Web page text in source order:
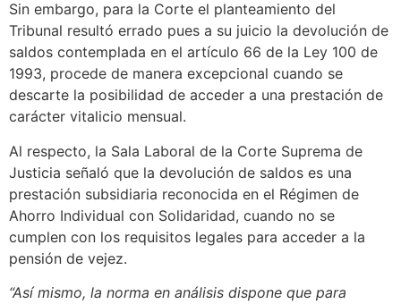
Sin embargo, para la Corte el planteamiento del
Tribunal resultó errado pues a su juicio la devolución de
saldos contemplada en el artículo 66 de la Ley 100 de
1993, procede de manera excepcional cuando se
descarte la posibilidad de acceder a una prestación de
carácter vitalicio mensual.
Al respecto, la Sala Laboral de la Corte Suprema de
Justicia señaló que la devolución de saldos es una
prestación subsidiaria reconocida en el Régimen de
Ahorro Individual con Solidaridad, cuando no se
cumplen con los requisitos legales para acceder a la
pensión de vejez.
“Así mismo, la norma en análisis dispone que para